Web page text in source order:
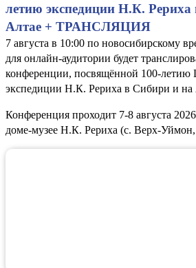
летию экспедиции Н.К.
Алтае + ТРАНСЛЯЦИЯ
7 августа в 10:00 по новосибирскому
для онлайн-аудитории будет
конференции, посвящённой 100-летию
экспедиции Н.К. Рериха в Сибири и на
Конференция проходит 7-8 августа
доме-музее Н.К. Рериха (с. Верх-